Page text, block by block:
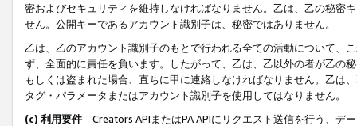
密およびセキュリティを維持しなければなりません。乙は、乙の秘密
せん。公開キーであるアカウント識別子は、秘密ではありません。
乙は、乙のアカウント識別子のもとで行われる全ての活動について、
ず、全面的に責任を負います。したがって、乙は、乙以外の者が乙の
もしくは盗まれた場合、直ちに甲に連絡しなければなりません。乙は
タグ・パラメータまたはアカウント識別子を使用してはなりません。
(c) 利用要件 Creators APIまたはPA APIにリクエスト送信を行う、デ